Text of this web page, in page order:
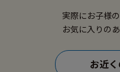
実際にお子様
お気に入りの
お近